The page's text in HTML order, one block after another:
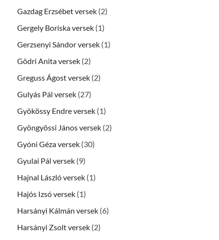
Gazdag Erzsébet versek (2)
Gergely Boriska versek (1)
Gerzsenyi Sándor versek (1)
Gödri Anita versek (2)
Greguss Ágost versek (2)
Gulyás Pál versek (27)
Gyökössy Endre versek (1)
Gyöngyössi János versek (2)
Gyóni Géza versek (30)
Gyulai Pál versek (9)
Hajnal László versek (1)
Hajós Izsó versek (1)
Harsányi Kálmán versek (6)
Harsányi Zsolt versek (2)